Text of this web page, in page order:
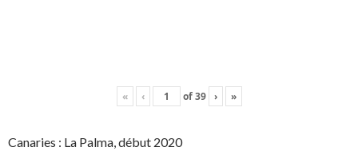
« ‹ of39 › »
Canaries : La Palma, début 2020